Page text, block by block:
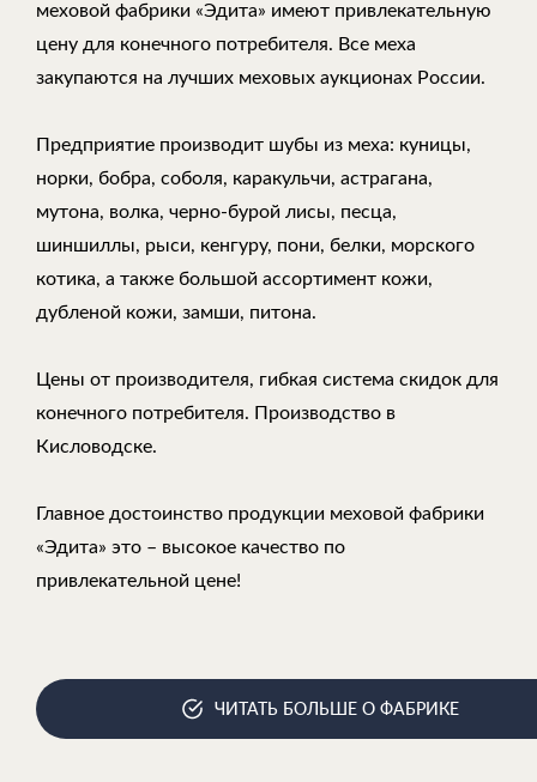
меховой фабрики «Эдита» имеют привлекательную
цену для конечного потребителя. Все меха
закупаются на лучших меховых аукционах России.
Предприятие производит шубы из меха: куницы,
норки, бобра, соболя, каракульчи, астрагана,
мутона, волка, черно-бурой лисы, песца,
шиншиллы, рыси, кенгуру, пони, белки, морского
котика, а также большой ассортимент кожи,
дубленой кожи, замши, питона.
Цены от производителя, гибкая система скидок для
конечного потребителя. Производство в
Кисловодске.
Главное достоинство продукции меховой фабрики
«Эдита» это – высокое качество по
привлекательной цене!
ЧИТАТЬ БОЛЬШЕ О ФАБРИКЕ